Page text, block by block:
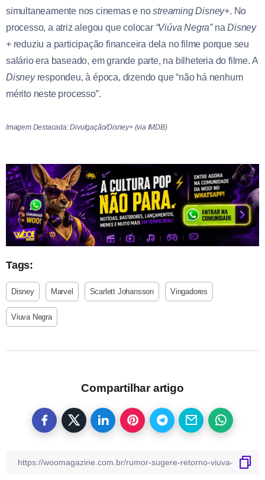
simultaneamente nos cinemas e nostreaming Disney+. No
processo, a atriz alegou que colocar “Viúva Negra”naDisney
+reduziu a participação financeira dela no filme porque seu
salário era baseado, em grande parte, na bilheteria do filme. A
Disney respondeu, à época, dizendo que “não há nenhum
mérito neste processo”.
Imagem Destacada: Divulgação/Disney+ (via IMDB)
Tags:
Disney Marvel Scarlett Johansson Vingadores
Viuva Negra
Compartilhar artigo